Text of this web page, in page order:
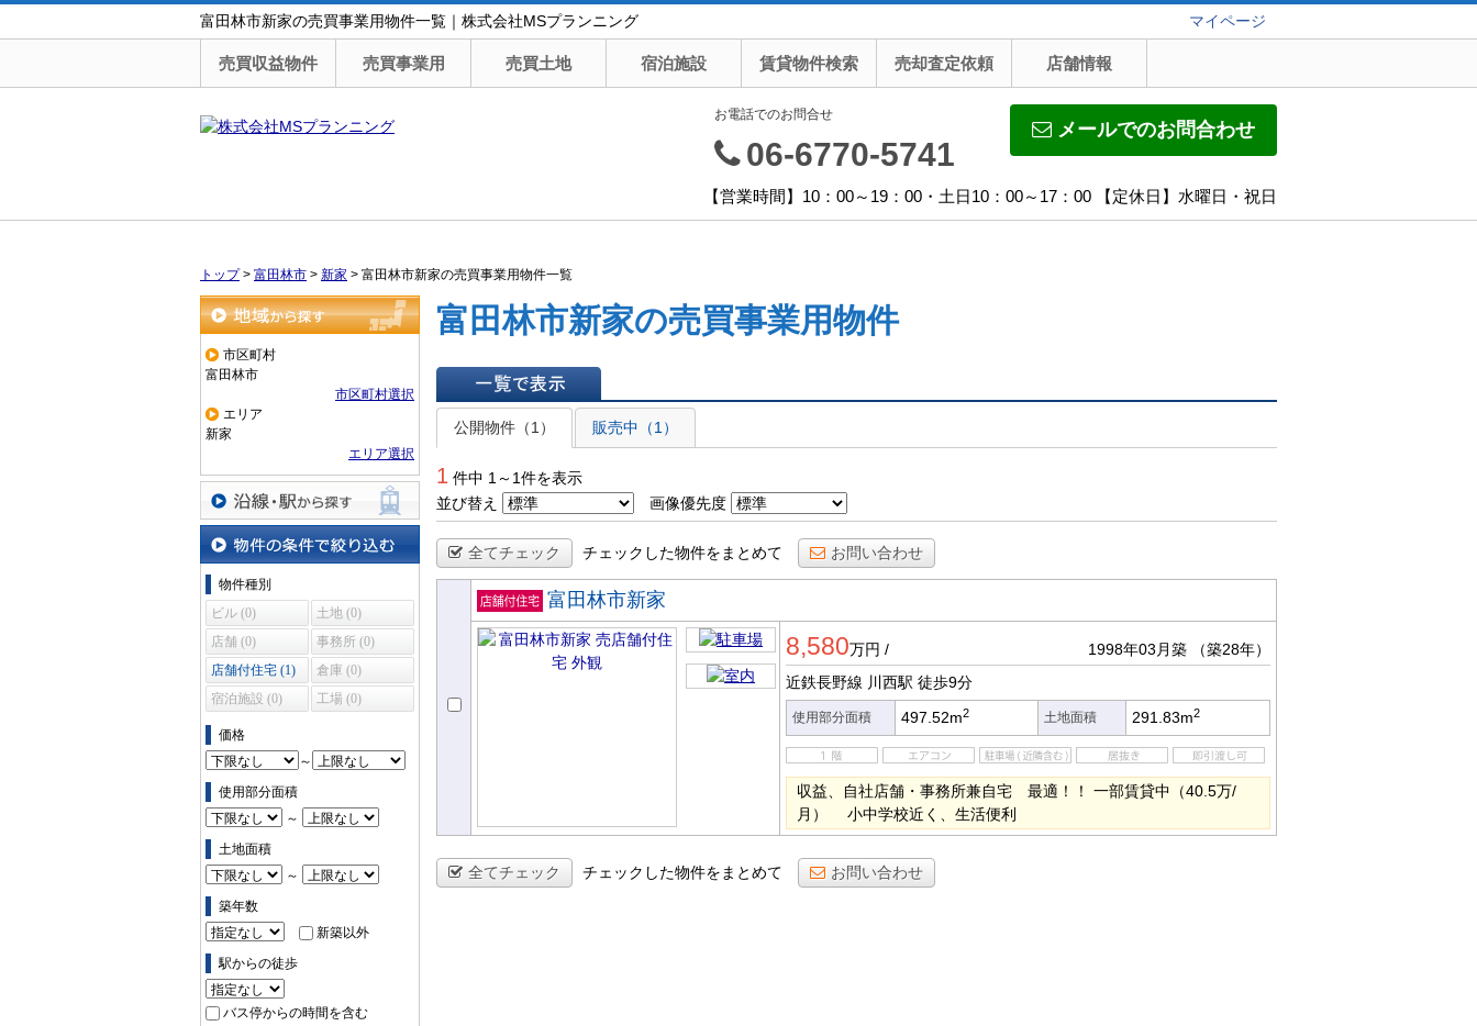
富田林市新家の売買事業用物件一覧｜株式会社MSプランニング マイページ
売買収益物件 売買事業用 売買土地 宿泊施設 賃貸物件検索 売却査定依頼 店舗情報
メールでのお問合わせ
お電話でのお問合せ
06-6770-5741
【営業時間】10：00～19：00・土日10：00～17：00 【定休日】水曜日・祝日
トップ> 富田林市 > 新家 > 富田林市新家の売買事業用物件一覧
地域から探す
市区町村
富田林市
市区町村選択
エリア
新家
エリア選択
沿線・駅から探す
物件の条件で絞り込む
物件種別
ビル (0)
土地 (0)
店舗 (0)
事務所 (0)
店舗付住宅 (1)
倉庫 (0)
宿泊施設 (0)
工場 (0)
価格
～
使用部分面積
～
土地面積
～
築年数
新築以外
駅からの徒歩
バス停からの時間を含む
富田林市新家の売買事業用物件
一覧で表示
公開物件（1）
販売中（1）
1 件中 1～1件を表示
並び替え
画像優先度
全てチェック チェックした物件をまとめて お問い合わせ
売店舗付
住宅
富田林市新家
8,580万円 / 1998年03月築
（築28年）
近鉄長野線 川西駅 徒歩9分
使用部分面積 497.52m2 土地面積 291.83m2
収益、自社店舗・事務所兼自宅 最適！！ 一部賃貸中（40.5万/
月） 小中学校近く、生活便利
全てチェック チェックした物件をまとめて お問い合わせ